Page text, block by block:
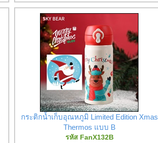
กระติกน้ำเก็บอุณหภูมิ Limited Edition Xmas
Thermos แบบ B
รหัส FanX132B